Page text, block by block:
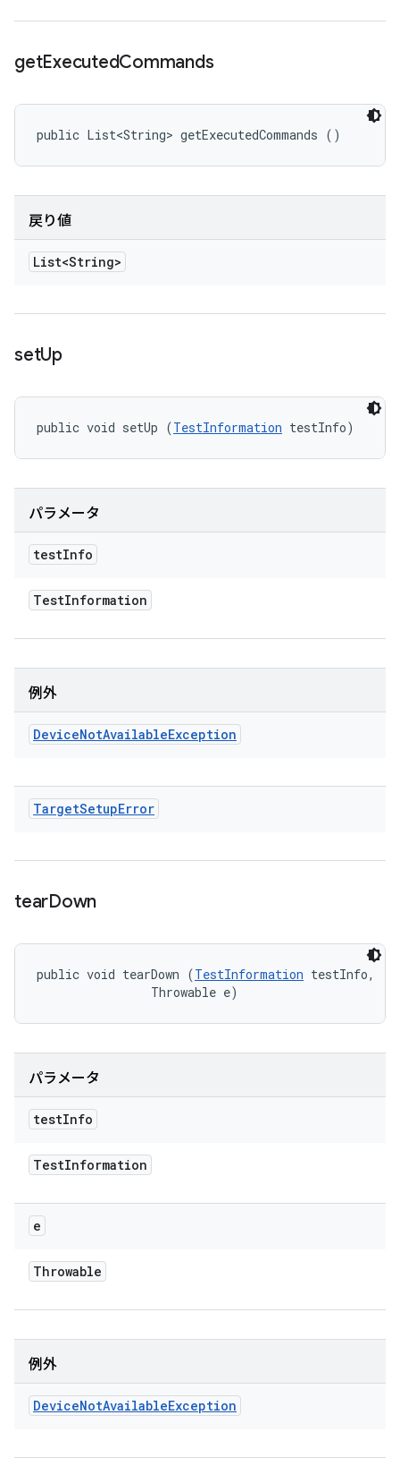
getExecutedCommands
public List<String> getExecutedCommands ()
戻り値
List<String>
setUp
public void setUp (TestInformation testInfo)
パラメータ
testInfo
TestInformation
例外
DeviceNotAvailableException
TargetSetupError
tearDown
public void tearDown (TestInformation testInfo,
                Throwable e)
パラメータ
testInfo
TestInformation
e
Throwable
例外
DeviceNotAvailableException